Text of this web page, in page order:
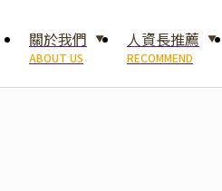
關於我們
ABOUT US
人資長推薦
RECOMMEND